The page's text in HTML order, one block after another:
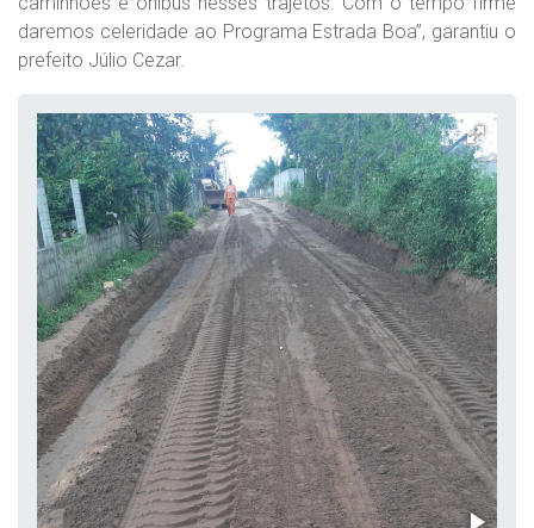
daremos celeridade ao Programa Estrada Boa”, garantiu o
prefeito Júlio Cezar.